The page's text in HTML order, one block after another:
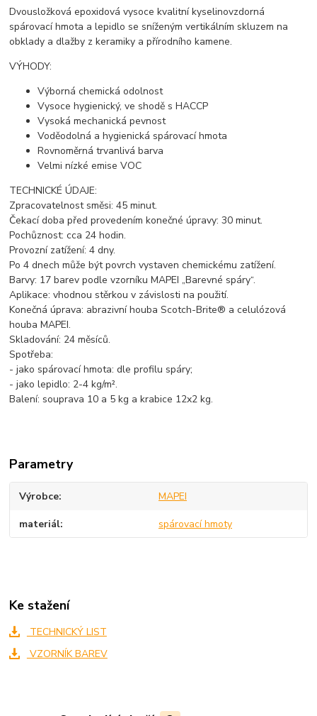
Dvousložková epoxidová vysoce kvalitní kyselinovzdorná
spárovací hmota a lepidlo se sníženým vertikálním skluzem na
obklady a dlažby z keramiky a přírodního kamene.
VÝHODY:
Výborná chemická odolnost
Vysoce hygienický, ve shodě s HACCP
Vysoká mechanická pevnost
Voděodolná a hygienická spárovací hmota
Rovnoměrná trvanlivá barva
Velmi nízké emise VOC
TECHNICKÉ ÚDAJE:
Zpracovatelnost směsi: 45 minut.
Čekací doba před provedením konečné úpravy: 30 minut.
Pochůznost: cca 24 hodin.
Provozní zatížení: 4 dny.
Po 4 dnech může být povrch vystaven chemickému zatížení.
Barvy: 17 barev podle vzorníku MAPEI „Barevné spáry“.
Aplikace: vhodnou stěrkou v závislosti na použití.
Konečná úprava: abrazivní houba Scotch-Brite® a celulózová
houba MAPEI.
Skladování: 24 měsíců.
Spotřeba:
- jako spárovací hmota: dle profilu spáry;
- jako lepidlo: 2-4 kg/m².
Balení: souprava 10 a 5 kg a krabice 12x2 kg.
Parametry
Výrobce MAPEI
materiál spárovací hmoty
Ke stažení
TECHNICKÝ LIST
VZORNÍK BAREV